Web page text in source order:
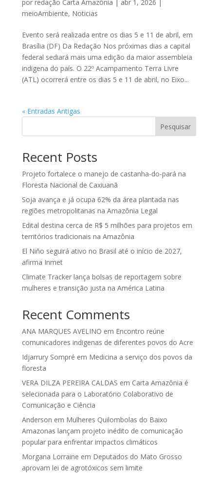
por redação Carta Amazônia | abr 1, 2026 |
meioAmbiente, Noticias
Evento será realizada entre os dias 5 e 11 de abril, em
Brasília (DF) Da Redação Nos próximas dias a capital
federal sediará mais uma edição da maior assembleia
indigena do país. O 22º Acampamento Terra Livre
(ATL) ocorrerá entre os dias 5 e 11 de abril, no Eixo...
« Entradas Antigas
Pesquisar
Recent Posts
Projeto fortalece o manejo de castanha-do-pará na
Floresta Nacional de Caxiuanã
Soja avança e já ocupa 62% da área plantada nas
regiões metropolitanas na Amazônia Legal
Edital destina cerca de R$ 5 milhões para projetos em
territórios tradicionais na Amazônia
El Niño seguirá ativo no Brasil até o início de 2027,
afirma Inmet
Climate Tracker lança bolsas de reportagem sobre
mulheres e transição justa na América Latina
Recent Comments
ANA MARQUES AVELINO em Encontro reúne
comunicadores indigenas de diferentes povos do Acre
Idjarrury Sompré em Medicina a serviço dos povos da
floresta
VERA DILZA PEREIRA CALDAS em Carta Amazônia é
selecionada para o Laboratório Colaborativo de
Comunicação e Ciência
Anderson em Mulheres Quilombolas do Baixo
Amazonas lançam projeto inédito de comunicação
popular para enfrentar impactos climáticos
Morgana Lorraine em Deputados do Mato Grosso
aprovam lei de agrotóxicos sem limite